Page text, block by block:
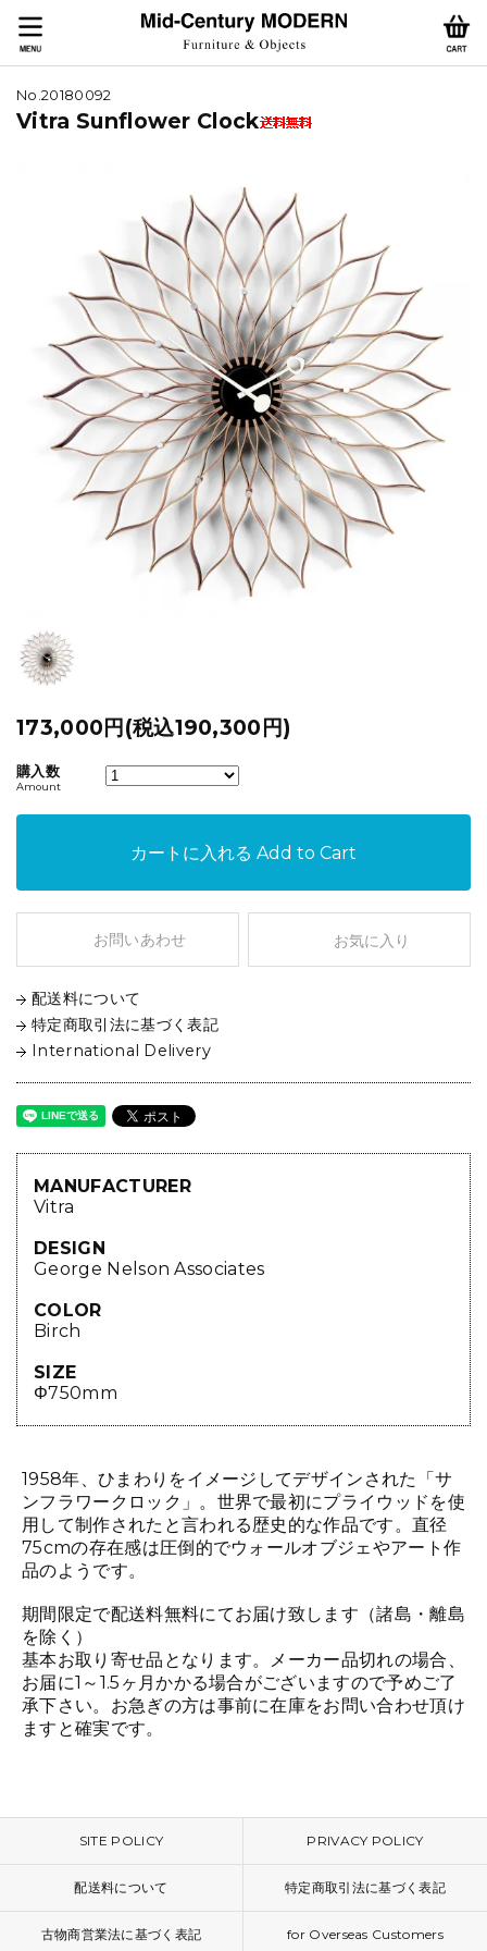
No.20180092
Vitra Sunflower Clock
173,000円(税込190,300円)
購入数
Amount
カートに入れる Add to Cart
お問いあわせ お気に入り
配送料について
特定商取引法に基づく表記
International Delivery
MANUFACTURER
Vitra
DESIGN
George Nelson Associates
COLOR
Birch
SIZE
Φ750mm
1958年、ひまわりをイメージしてデザインされた「サ
ンフラワークロック」。世界で最初にプライウッドを使
用して制作されたと言われる歴史的な作品です。直径
75cmの存在感は圧倒的でウォールオブジェやアート作
品のようです。
期間限定で配送料無料にてお届け致します（諸島・離島
を除く）
基本お取り寄せ品となります。メーカー品切れの場合、
お届に1～1.5ヶ月かかる場合がございますので予めご了
承下さい。お急ぎの方は事前に在庫をお問い合わせ頂け
ますと確実です。
SITE POLICY PRIVACY POLICY
配送料について 特定商取引法に基づく表記
古物商営業法に基づく表記 for Overseas Customers